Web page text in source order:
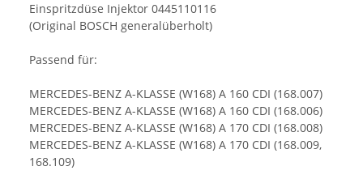
Einspritzdüse Injektor 0445110116
(Original BOSCH generalüberholt)
Passend für:
MERCEDES-BENZ A-KLASSE (W168) A 160 CDI (168.007)
MERCEDES-BENZ A-KLASSE (W168) A 160 CDI (168.006)
MERCEDES-BENZ A-KLASSE (W168) A 170 CDI (168.008)
MERCEDES-BENZ A-KLASSE (W168) A 170 CDI (168.009,
168.109)